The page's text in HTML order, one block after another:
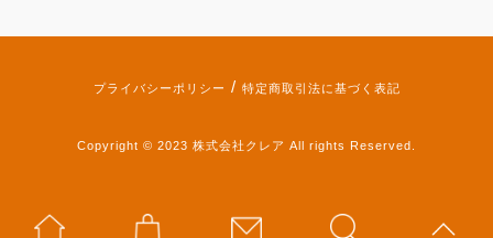
プライバシーポリシー / 特定商取引法に基づく表記
Copyright © 2023 株式会社クレア All rights Reserved.